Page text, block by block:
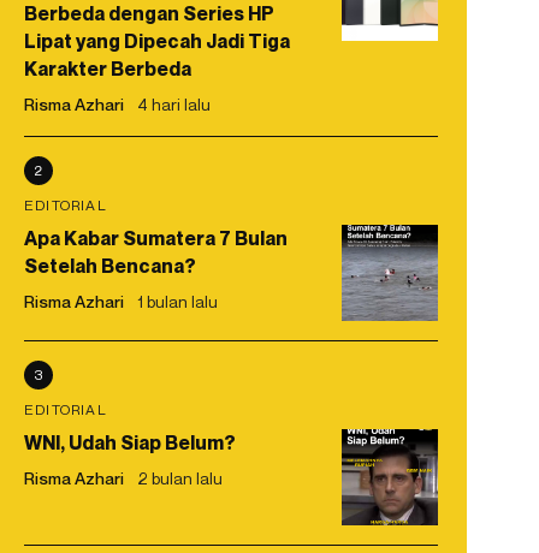
Berbeda dengan Series HP
Lipat yang Dipecah Jadi Tiga
Karakter Berbeda
Risma Azhari 4 hari lalu
2
EDITORIAL
Apa Kabar Sumatera 7 Bulan
Setelah Bencana?
Risma Azhari 1 bulan lalu
3
EDITORIAL
WNI, Udah Siap Belum?
Risma Azhari 2 bulan lalu